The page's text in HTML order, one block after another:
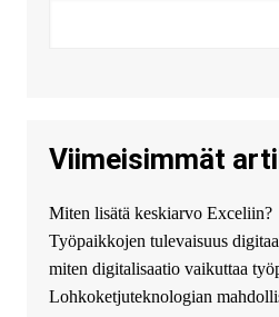
купить хавал джулиан -
http://jolion-ufa1.ru/
Появился вопрос про срочно
взять деньги? Предлагаем
безопасный источник
финансовой помощи. Вы
можете получить
Viimeisimmät
Miten lisätä keskiarvo Exceliin?
Työpaikkojen tulevaisuus
miten digitalisaatio vaikuttaa
Lohkoketjuteknologian